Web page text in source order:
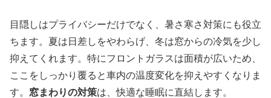
目隠しはプライバシーだけでなく、暑さ寒さ対策にも役立
ちます。夏は日差しをやわらげ、冬は窓からの冷気を少し
抑えてくれます。特にフロントガラスは面積が広いため、
ここをしっかり覆ると車内の温度変化を抑えやすくなりま
す。 窓まわりの対策は、快適な睡眠に直結します。